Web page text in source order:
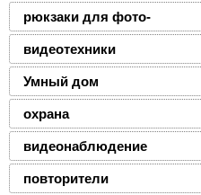
рюкзаки для фото-
видеотехники
Умный дом
охрана
видеонаблюдение
повторители